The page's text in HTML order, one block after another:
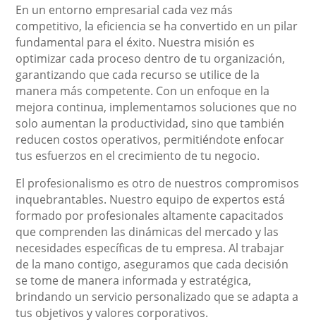
En un entorno empresarial cada vez más
competitivo, la eficiencia se ha convertido en un pilar
fundamental para el éxito. Nuestra misión es
optimizar cada proceso dentro de tu organización,
garantizando que cada recurso se utilice de la
manera más competente. Con un enfoque en la
mejora continua, implementamos soluciones que no
solo aumentan la productividad, sino que también
reducen costos operativos, permitiéndote enfocar
tus esfuerzos en el crecimiento de tu negocio.
El profesionalismo es otro de nuestros compromisos
inquebrantables. Nuestro equipo de expertos está
formado por profesionales altamente capacitados
que comprenden las dinámicas del mercado y las
necesidades específicas de tu empresa. Al trabajar
de la mano contigo, aseguramos que cada decisión
se tome de manera informada y estratégica,
brindando un servicio personalizado que se adapta a
tus objetivos y valores corporativos.